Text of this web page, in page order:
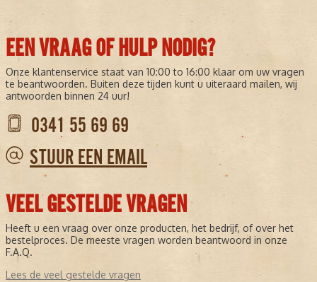
EEN VRAAG OF HULP NODIG?
Onze klantenservice staat van 10:00 to 16:00 klaar om uw vragen
te beantwoorden. Buiten deze tijden kunt u uiteraard mailen, wij
antwoorden binnen 24 uur!
0341 55 69 69
STUUR EEN EMAIL
VEEL GESTELDE VRAGEN
Heeft u een vraag over onze producten, het bedrijf, of over het
bestelproces. De meeste vragen worden beantwoord in onze
F.A.Q.
Lees de veel gestelde vragen